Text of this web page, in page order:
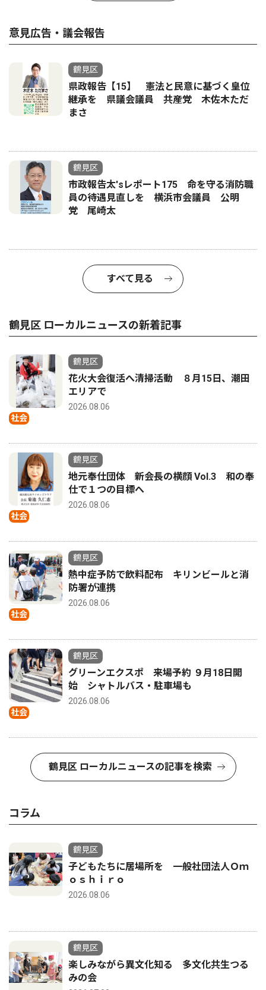
意見広告・議会報告
鶴見区
県政報告【15】 憲法と民意に基づく皇位
継承を 県議会議員 共産党 木佐木ただ
まさ
鶴見区
市政報告太'sレポート175 命を守る消防職
員の待遇見直しを 横浜市会議員 公明
党 尾崎太
すべて見る
鶴見区 ローカルニュースの新着記事
社会
鶴見区
花火大会復活へ清掃活動 ８月15日、潮田
エリアで
2026.08.06
社会
鶴見区
地元奉仕団体 新会長の横顔 Vol.3 和の奉
仕で１つの目標へ
2026.08.06
社会
鶴見区
熱中症予防で飲料配布 キリンビールと消
防署が連携
2026.08.06
社会
鶴見区
グリーンエクスポ 来場予約 ９月18日開
始 シャトルバス・駐車場も
2026.08.06
鶴見区 ローカルニュースの記事を検索
コラム
鶴見区
子どもたちに居場所を 一般社団法人Ｏｍ
ｏｓｈｉｒｏ
2026.08.06
鶴見区
楽しみながら異文化知る 多文化共生つる
みの会